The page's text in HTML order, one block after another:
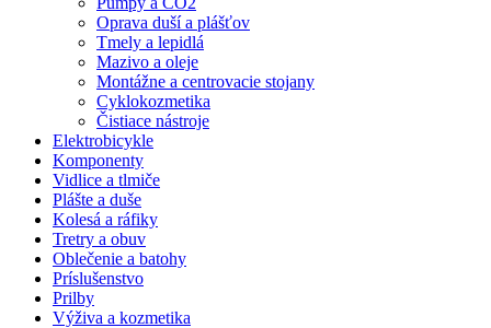
Oprava duší a plášťov
Tmely a lepidlá
Mazivo a oleje
Montážne a centrovacie stojany
Cyklokozmetika
Čistiace nástroje
Elektrobicykle
Komponenty
Vidlice a tlmiče
Plášte a duše
Kolesá a ráfiky
Tretry a obuv
Oblečenie a batohy
Príslušenstvo
Prilby
Výživa a kozmetika